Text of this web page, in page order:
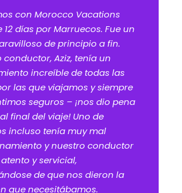
con Morocco Vacations
días por Marruecos. Fue un
de principio a fin.
conductor, Aziz, tenía un
increíble de todas las
las que viajamos y siempre
seguros – ¡nos dio pena
final del viaje! Uno de
incluso tenía muy mal
y nuestro conductor
y servicial,
de que nos dieron la
que necesitábamos.